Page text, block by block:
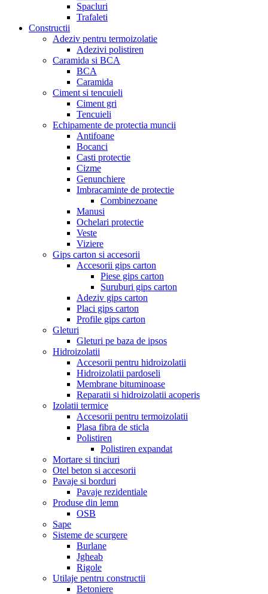
Spacluri
Trafaleti
Constructii
Adeziv pentru termoizolatie
Adezivi polistiren
Caramida si BCA
BCA
Caramida
Ciment si tencuieli
Ciment gri
Tencuieli
Echipamente de protectia muncii
Antifoane
Bocanci
Casti protectie
Cizme
Genunchiere
Imbracaminte de protectie
Combinezoane
Manusi
Ochelari protectie
Veste
Viziere
Gips carton si accesorii
Accesorii gips carton
Piese gips carton
Suruburi gips carton
Adeziv gips carton
Placi gips carton
Profile gips carton
Gleturi
Gleturi pe baza de ipsos
Hidroizolatii
Accesorii pentru hidroizolatii
Hidroizolatii pardoseli
Membrane bituminoase
Reparatii si hidroizolatii acoperis
Izolatii termice
Accesorii pentru termoizolatii
Plasa fibra de sticla
Polistiren
Polistiren expandat
Mortare si tinciuri
Otel beton si accesorii
Pavaje si borduri
Pavaje rezidentiale
Produse din lemn
OSB
Sape
Sisteme de scurgere
Burlane
Jgheab
Rigole
Utilaje pentru constructii
Betoniere